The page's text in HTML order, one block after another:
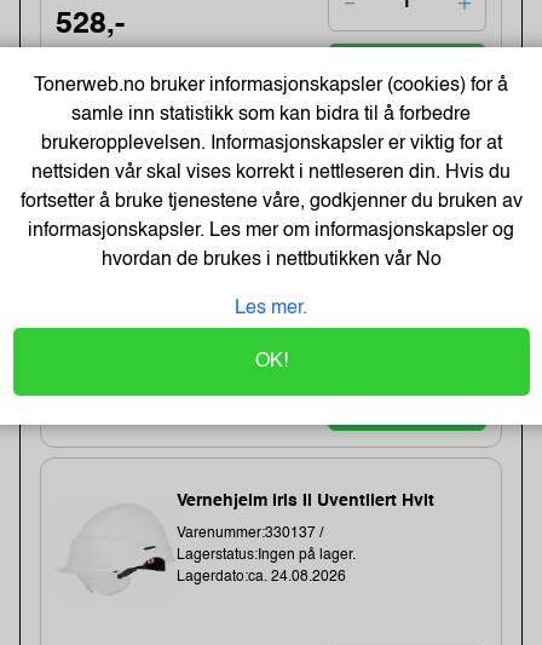
528,-
Vernehjelm Iris Ii M/Visir Hvit
Varenummer:324706 /035600162
Lagerstatus:6 stk på lager.
646,- Eks. Mva.
Vernehjelm Iris Ii Uventilert Hvit
Varenummer:330137 /
Lagerstatus:Ingen på lager.
Lagerdato:ca. 24.08.2026
Tonerweb.no bruker informasjonskapsler (cookies) for å
samle inn statistikk som kan bidra til å forbedre
brukeropplevelsen. Informasjonskapsler er viktig for at
nettsiden vår skal vises korrekt i nettleseren din. Hvis du
fortsetter å bruke tjenestene våre, godkjenner du bruken av
informasjonskapsler. Les mer om informasjonskapsler og
hvordan de brukes i nettbutikken vårNo
Les mer.
OK!